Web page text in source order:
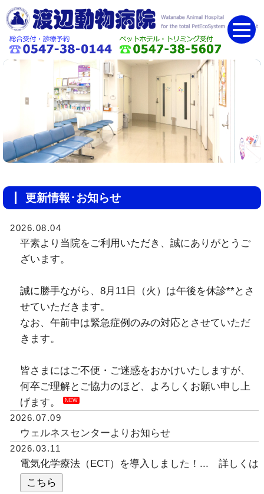
更新情報･お知らせ
2026.08.04
平素より当院をご利用いただき、誠にありがとうご
ざいます。
誠に勝手ながら、8月11日（火）は午後を休診**とさ
せていただきます。
なお、午前中は緊急症例のみの対応とさせていただ
きます。
皆さまにはご不便・ご迷惑をおかけいたしますが、
何卒ご理解とご協力のほど、よろしくお願い申し上
げます。
NEW
2026.07.09
ウェルネスセンターよりお知らせ
2026.03.11
電気化学療法（ECT）を導入しました！... 詳しくは
こちら